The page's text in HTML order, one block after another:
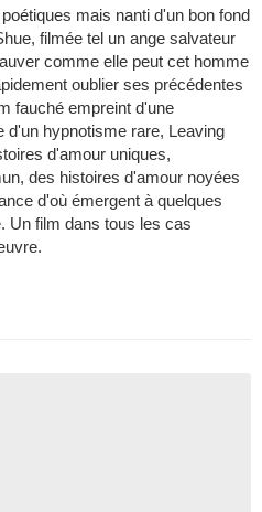
mais nanti d'un bon fond
filmée tel un ange salvateur
comme elle peut cet homme
oublier ses précédentes
fauché empreint d'une
d'un hypnotisme rare, Leaving
d'amour uniques,
des histoires d'amour noyées
d'où émergent à quelques
Un film dans tous les cas